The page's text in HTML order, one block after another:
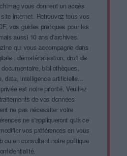
vous donnent un accès
internet. Retrouvez tous vos
vos guides pratiques pour les
aussi 10 ans d'archives.
qui vous accompagne dans
: dématérialisation, droit de
bibliothèques,
data, intelligence artificielle...
est notre priorité. Veuillez
de vos données
ne pas nécessiter votre
ne s'appliqueront qu'à ce
vos préférences en vous
ou en consultant notre politique